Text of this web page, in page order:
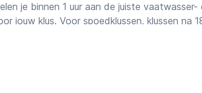
je binnen 1 uur aan de juiste
jouw klus. Voor spoedklussen, klussen na